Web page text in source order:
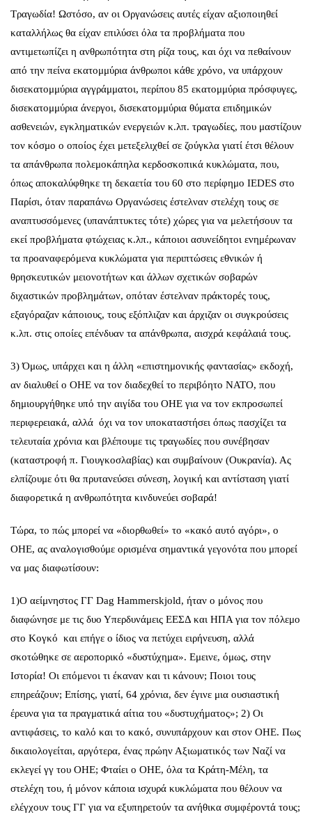
Τραγωδία! Ωστόσο, αν οι Οργανώσεις αυτές είχαν αξιοποιηθεί
καταλλήλως θα είχαν επιλύσει όλα τα προβλήματα που
αντιμετωπίζει η ανθρωπότητα στη ρίζα τους, και όχι να πεθαίνουν
από την πείνα εκατομμύρια άνθρωποι κάθε χρόνο, να υπάρχουν
δισεκατομμύρια αγγράμματοι, περίπου 85 εκατομμύρια πρόσφυγες,
δισεκατομμύρια άνεργοι, δισεκατομμύρια θύματα επιδημικών
ασθενειών, εγκληματικών ενεργειών κ.λπ. τραγωδίες, που μαστίζουν
τον κόσμο ο οποίος έχει μετεξελιχθεί σε ζούγκλα γιατί έτσι θέλουν
τα απάνθρωπα πολεμοκάπηλα κερδοσκοπικά κυκλώματα, που,
όπως αποκαλύφθηκε τη δεκαετία του 60 στο περίφημο IEDES στο
Παρίσι, όταν παραπάνω Οργανώσεις έστελναν στελέχη τους σε
αναπτυσσόμενες (υπανάπτυκτες τότε) χώρες για να μελετήσουν τα
εκεί προβλήματα φτώχειας κ.λπ., κάποιοι ασυνείδητοι ενημέρωναν
τα προαναφερόμενα κυκλώματα για περιπτώσεις εθνικών ή
θρησκευτικών μειονοτήτων και άλλων σχετικών σοβαρών
διχαστικών προβλημάτων, οπόταν έστελναν πράκτορές τους,
εξαγόραζαν κάποιους, τους εξόπλιζαν και άρχιζαν οι συγκρούσεις
κ.λπ. στις οποίες επένδυαν τα απάνθρωπα, αισχρά κεφάλαιά τους.
3) Όμως, υπάρχει και η άλλη «επιστημονικής φαντασίας» εκδοχή,
αν διαλυθεί ο ΟΗΕ να τον διαδεχθεί το περιβόητο ΝΑΤΟ, που
δημιουργήθηκε υπό την αιγίδα του ΟΗΕ για να τον εκπροσωπεί
περιφερειακά, αλλά όχι να τον υποκαταστήσει όπως πασχίζει τα
τελευταία χρόνια και βλέπουμε τις τραγωδίες που συνέβησαν
(καταστροφή π. Γιουγκοσλαβίας) και συμβαίνουν (Ουκρανία). Ας
ελπίζουμε ότι θα πρυτανεύσει σύνεση, λογική και αντίσταση γιατί
διαφορετικά η ανθρωπότητα κινδυνεύει σοβαρά!
Τώρα, το πώς μπορεί να «διορθωθεί» το «κακό αυτό αγόρι», ο
ΟΗΕ, ας αναλογισθούμε ορισμένα σημαντικά γεγονότα που μπορεί
να μας διαφωτίσουν:
1)Ο αείμνηστος ΓΓ Dag Hammerskjold, ήταν ο μόνος που
διαφώνησε με τις δυο Υπερδυνάμεις ΕΕΣΔ και ΗΠΑ για τον πόλεμο
στο Κογκό και επήγε ο ίδιος να πετύχει ειρήνευση, αλλά
σκοτώθηκε σε αεροπορικό «δυστύχημα». Εμεινε, όμως, στην
Ιστορία! Οι επόμενοι τι έκαναν και τι κάνουν; Ποιοι τους
επηρεάζουν; Επίσης, γιατί, 64 χρόνια, δεν έγινε μια ουσιαστική
έρευνα για τα πραγματικά αίτια του «δυστυχήματος»; 2) Οι
αντιφάσεις, το καλό και το κακό, συνυπάρχουν και στον ΟΗΕ. Πως
δικαιολογείται, αργότερα, ένας πρώην Αξιωματικός των Ναζί να
εκλεγεί γγ του ΟΗΕ; Φταίει ο ΟΗΕ, όλα τα Κράτη-Μέλη, τα
στελέχη του, ή μόνον κάποια ισχυρά κυκλώματα που θέλουν να
ελέγχουν τους ΓΓ για να εξυπηρετούν τα ανήθικα συμφέροντά τους;